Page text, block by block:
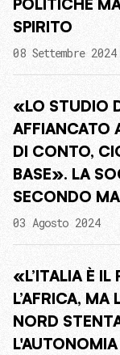
SPIRITO
08 Settembre 2024
«LO STUDIO
AFFIANCATO
DI CONTO,
BASE». LA
SECONDO
03 Agosto 2024
«L’ITALIA È
L’AFRICA, MA
NORD